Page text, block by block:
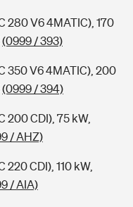
280 V6 4MATIC), 170
(0999 / 393)
350 V6 4MATIC), 200
(0999 / 394)
200 CDI), 75 kW,
/ AHZ)
CDI), 110 kW,
/ AIA)